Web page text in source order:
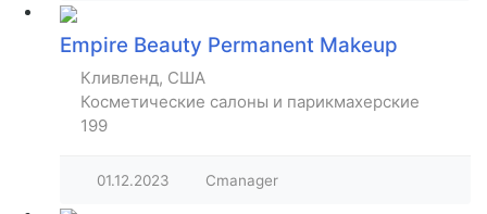
Empire Beauty Permanent Makeup
Кливленд, США
Косметические салоны и парикмахерские
199
01.12.2023 Cmanager